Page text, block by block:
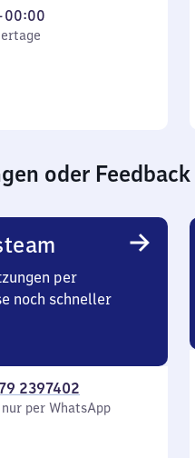
00:00
oder Feedback
per
noch schneller
2397402
per WhatsApp